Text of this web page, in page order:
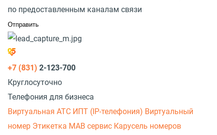
по предоставленным каналам связи
+7 (831) 2-123-700
Круглосуточно
Телефония для бизнеса
Виртуальная АТС ИПТ (IP-телефония) Виртуальный
номер Этикетка МАВ сервис Карусель номеров